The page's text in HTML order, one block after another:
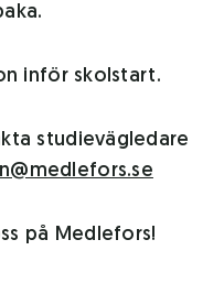
inför skolstart.
studievägledare
på Medlefors!